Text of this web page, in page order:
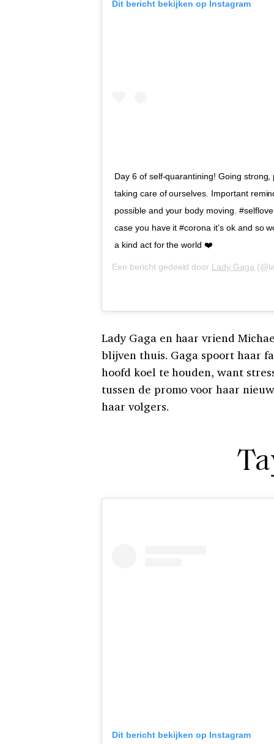
Dit bericht bekijken op Instagram
Day 6 of self-quarantining! Going
taking care of ourselves. Important
possible and your body moving.
case you have it #corona it’s ok and so
a kind act for the world ❤️
Een bericht gedeeld door Lady Gaga
Lady Gaga en haar vriend
blijven thuis. Gaga spoort haar
hoofd koel te houden, want
tussen de promo voor haar
haar volgers.
Dit bericht bekijken op Instagram